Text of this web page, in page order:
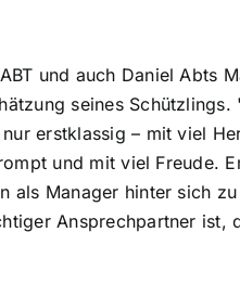
und auch Daniel Abts
seines Schützlings.
erstklassig – mit viel
und mit viel Freude.
als Manager hinter sich
Ansprechpartner ist,